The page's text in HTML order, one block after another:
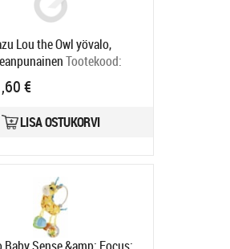
Lou the Owl yövalo,
Tootekood:
ZAZUL03
Tarneaeg 4-6 tp
€
LISA OSTUKORVI